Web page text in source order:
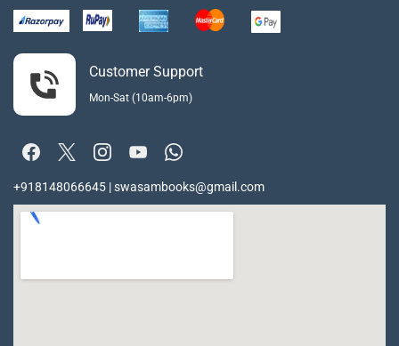
Customer Support
Mon-Sat (10am-6pm)
+918148066645 | swasambooks@gmail.com